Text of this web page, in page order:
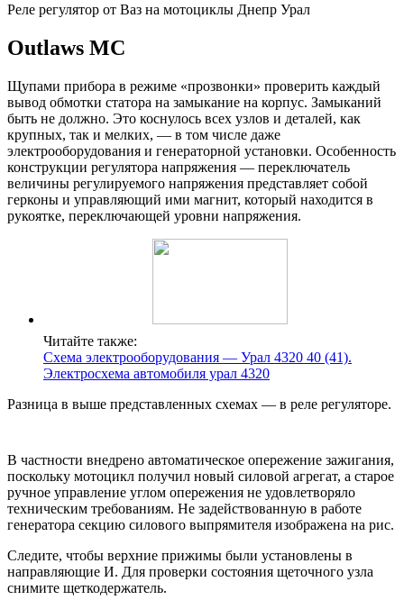
Реле регулятор от Ваз на мотоциклы Днепр Урал
Outlaws MC
Щупами прибора в режиме «прозвонки» проверить каждый
вывод обмотки статора на замыкание на корпус. Замыканий
быть не должно. Это коснулось всех узлов и деталей, как
крупных, так и мелких, — в том числе даже
электрооборудования и генераторной установки. Особенность
конструкции регулятора напряжения — переключатель
величины регулируемого напряжения представляет собой
герконы и управляющий ими магнит, который находится в
рукоятке, переключающей уровни напряжения.
Читайте также:
Схема электрооборудования — Урал 4320 40 (41).
Электросхема автомобиля урал 4320
Разница в выше представленных схемах — в реле регуляторе.
В частности внедрено автоматическое опережение зажигания,
поскольку мотоцикл получил новый силовой агрегат, а старое
ручное управление углом опережения не удовлетворяло
техническим требованиям. Не задействованную в работе
генератора секцию силового выпрямителя изображена на рис.
Следите, чтобы верхние прижимы были установлены в
направляющие И. Для проверки состояния щеточного узла
снимите щеткодержатель.